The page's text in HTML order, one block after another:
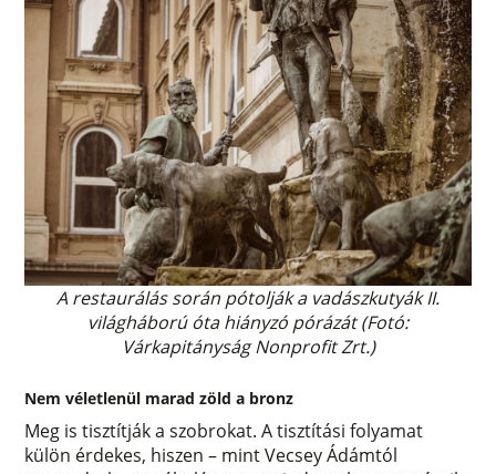
A restaurálás során pótolják a vadászkutyák II.
világháború óta hiányzó pórázát (Fotó:
Várkapitányság Nonprofit Zrt.)
Nem véletlenül marad zöld a bronz
Meg is tisztítják a szobrokat. A tisztítási folyamat
külön érdekes, hiszen – mint Vecsey Ádámtól